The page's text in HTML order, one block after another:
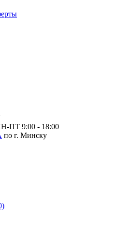
ПТ 9:00 - 18:00
по г. Минску